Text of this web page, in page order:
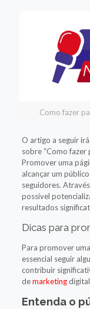
Como fazer
O artigo a seguir
sobre “Como fazer
Promover uma
alcançar um
seguidores.
possível
resultados
Dicas para
Para promover
essencial seguir
contribuir
demarketing
Entenda o